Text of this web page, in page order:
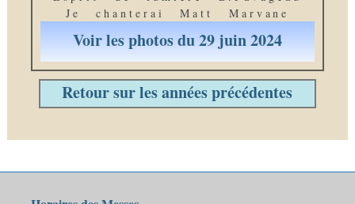
Je chanterai Matt Marvane
Voir les photos du 29 juin 2024
Retour sur les années précédentes